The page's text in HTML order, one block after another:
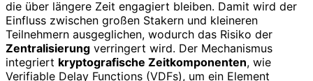
die über längere Zeit engagiert bleiben. Damit wird der
Einfluss zwischen großen Stakern und kleineren
Teilnehmern ausgeglichen, wodurch das Risiko der
Zentralisierung verringert wird. Der Mechanismus
integriert kryptografische Zeitkomponenten, wie
Verifiable Delay Functions (VDFs), um ein Element